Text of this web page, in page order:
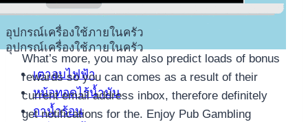
อุปกรณ์เครื่องใช้ภายในครัว
อุปกรณ์เครื่องใช้ภายในครัว
เตาอบไฟฟ้า
หม้อทอดไร้น้ำมัน
กาน้ำร้อน
What’s more, you may also predict loads of bonus
rewards so you can comes as a result of their
current email address inbox, therefore definitely
get notifications for the. Enjoy Pub Gambling